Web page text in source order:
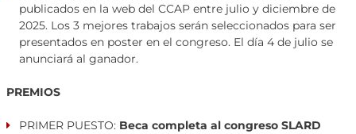
publicados en la web del CCAP entre julio y diciembre de
2025. Los 3 mejores trabajos serán seleccionados para ser
presentados en poster en el congreso. El día 4 de julio se
anunciará al ganador.
PREMIOS
PRIMER PUESTO: Beca completa al congreso SLARD